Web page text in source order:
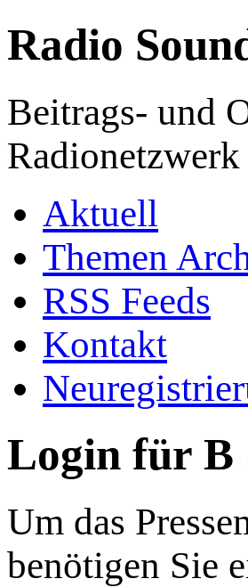
Radio
Beitrags- und
Aktuell
Themen
RSS Feeds
Kontakt
Login für B
Um das
benötigen Sie